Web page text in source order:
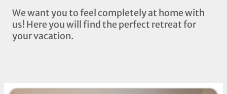
We want you to feel completely at home with
us! Here you will find the perfect retreat for
your vacation.